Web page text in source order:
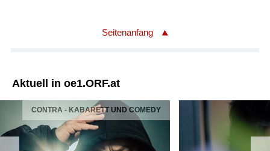
Seitenanfang
Aktuell in oe1.ORF.at
CONTRA - KABARETT UND COMEDY